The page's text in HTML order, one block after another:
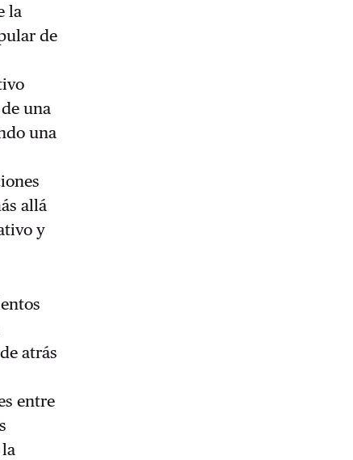
la
de
una
una
allá
y
atrás
entre